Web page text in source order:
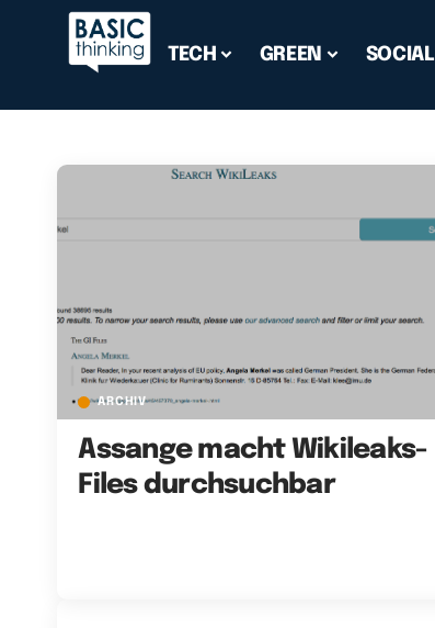
TECH GREEN SOCIAL
ARCHIV
Assange macht Wikileaks-
Files durchsuchbar